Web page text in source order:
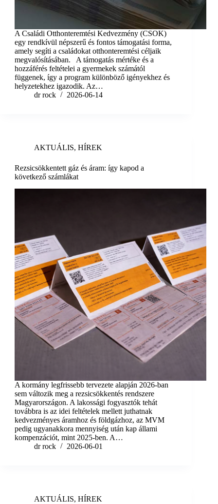
A Családi Otthonteremtési Kedvezmény (CSOK)
egy rendkívül népszerű és fontos támogatási forma,
amely segíti a családokat otthonteremtési céljaik
megvalósításában. A támogatás mértéke és a
hozzáférés feltételei a gyermekek számától
függenek, így a program különböző igényekhez és
helyzetekhez igazodik. Az…
dr rock
2026-06-14
AKTUÁLIS, HÍREK
Rezsicsökkentett gáz és áram: így kapod a
következő számlákat
A kormány legfrissebb tervezete alapján 2026-ban
sem változik meg a rezsicsökkentés rendszere
Magyarországon. A lakossági fogyasztók tehát
továbbra is az idei feltételek mellett juthatnak
kedvezményes áramhoz és földgázhoz, az MVM
pedig ugyanakkora mennyiség után kap állami
kompenzációt, mint 2025-ben. A…
dr rock
2026-06-01
AKTUÁLIS, HÍREK